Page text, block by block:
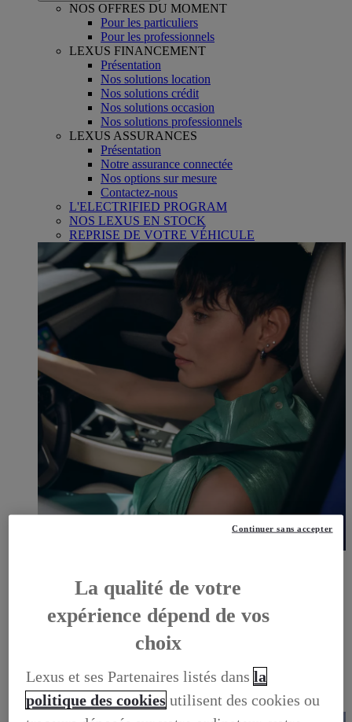
NOS OFFRES DU MOMENT
Pour les particuliers
Pour les professionnels
LEXUS FINANCEMENT
Présentation
Nos solutions location
Nos solutions crédit
Nos solutions occasion
Nos solutions professionnels
LEXUS ASSURANCES
Présentation
Notre assurance connectée
Nos options sur mesure
Contactez-nous
L'ELECTRIFIED PROGRAM
NOS LEXUS EN STOCK
REPRISE DE VOTRE VÉHICULE
OFFRES DU MOMENT, DÉCOUVREZ TOUTES NOS
OCCASIONS
NOTRE STOCK D'OCCASIONS
VENDEZ VOTRE VEHICULE
GARANTIE LEXUS PREFERENCE
LIVRET DE BIENVENUE
FOIRE AUX QUESTIONS
La qualité de votre
expérience dépend de vos
choix
Lexus et ses Partenaires listés dansla
politique des cookies utilisent des cookies ou
Continuer sans accepter